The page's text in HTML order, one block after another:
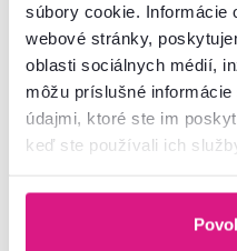
súbory cookie. Informácie
webové stránky,
oblasti sociálnych médií,
môžu príslušné
údajmi, ktoré ste im
keď ste používali ich
Prihláste sa na odber
Navyše vám budeme